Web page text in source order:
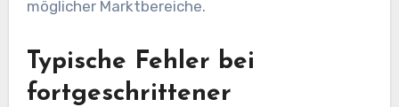
möglicher Marktbereiche.
Typische Fehler bei
fortgeschrittener